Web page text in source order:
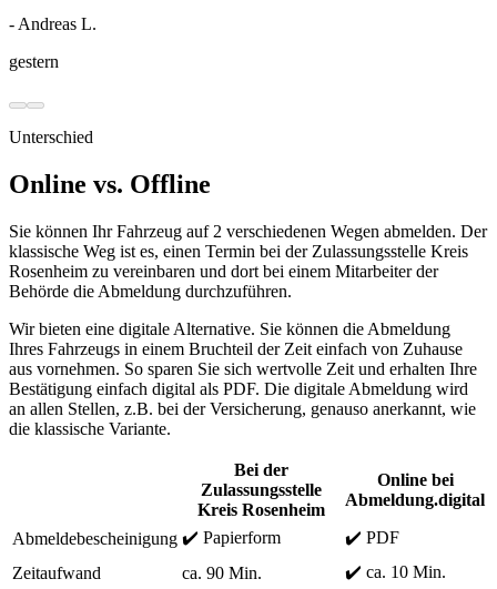
- Andreas L.
gestern
Unterschied
Online vs. Offline
Sie können Ihr Fahrzeug auf 2 verschiedenen Wegen abmelden. Der
klassische Weg ist es, einen Termin bei der Zulassungsstelle Kreis
Rosenheim zu vereinbaren und dort bei einem Mitarbeiter der
Behörde die Abmeldung durchzuführen.
Wir bieten eine digitale Alternative. Sie können die Abmeldung
Ihres Fahrzeugs in einem Bruchteil der Zeit einfach von Zuhause
aus vornehmen. So sparen Sie sich wertvolle Zeit und erhalten Ihre
Bestätigung einfach digital als PDF. Die digitale Abmeldung wird
an allen Stellen, z.B. bei der Versicherung, genauso anerkannt, wie
die klassische Variante.
Bei der
Zulassungsstelle
Kreis Rosenheim
Online bei
Abmeldung.digital
Abmeldebescheinigung ✔️ Papierform
✔️ PDF
Zeitaufwand
ca. 90 Min.
✔️ ca. 10 Min.